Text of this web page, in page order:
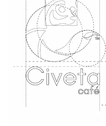
del
marchio
Manuale
dell’Identità
Visiva
include
descrizione